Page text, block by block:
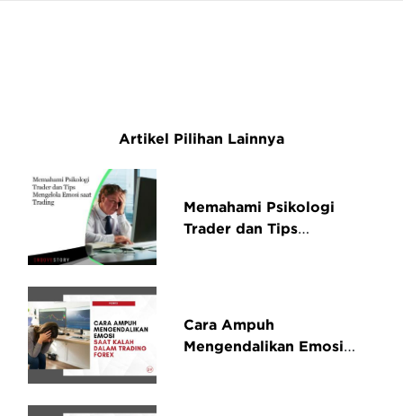
Artikel Pilihan Lainnya
Memahami Psikologi
Trader dan Tips
Cara Ampuh
Mengendalikan Emosi